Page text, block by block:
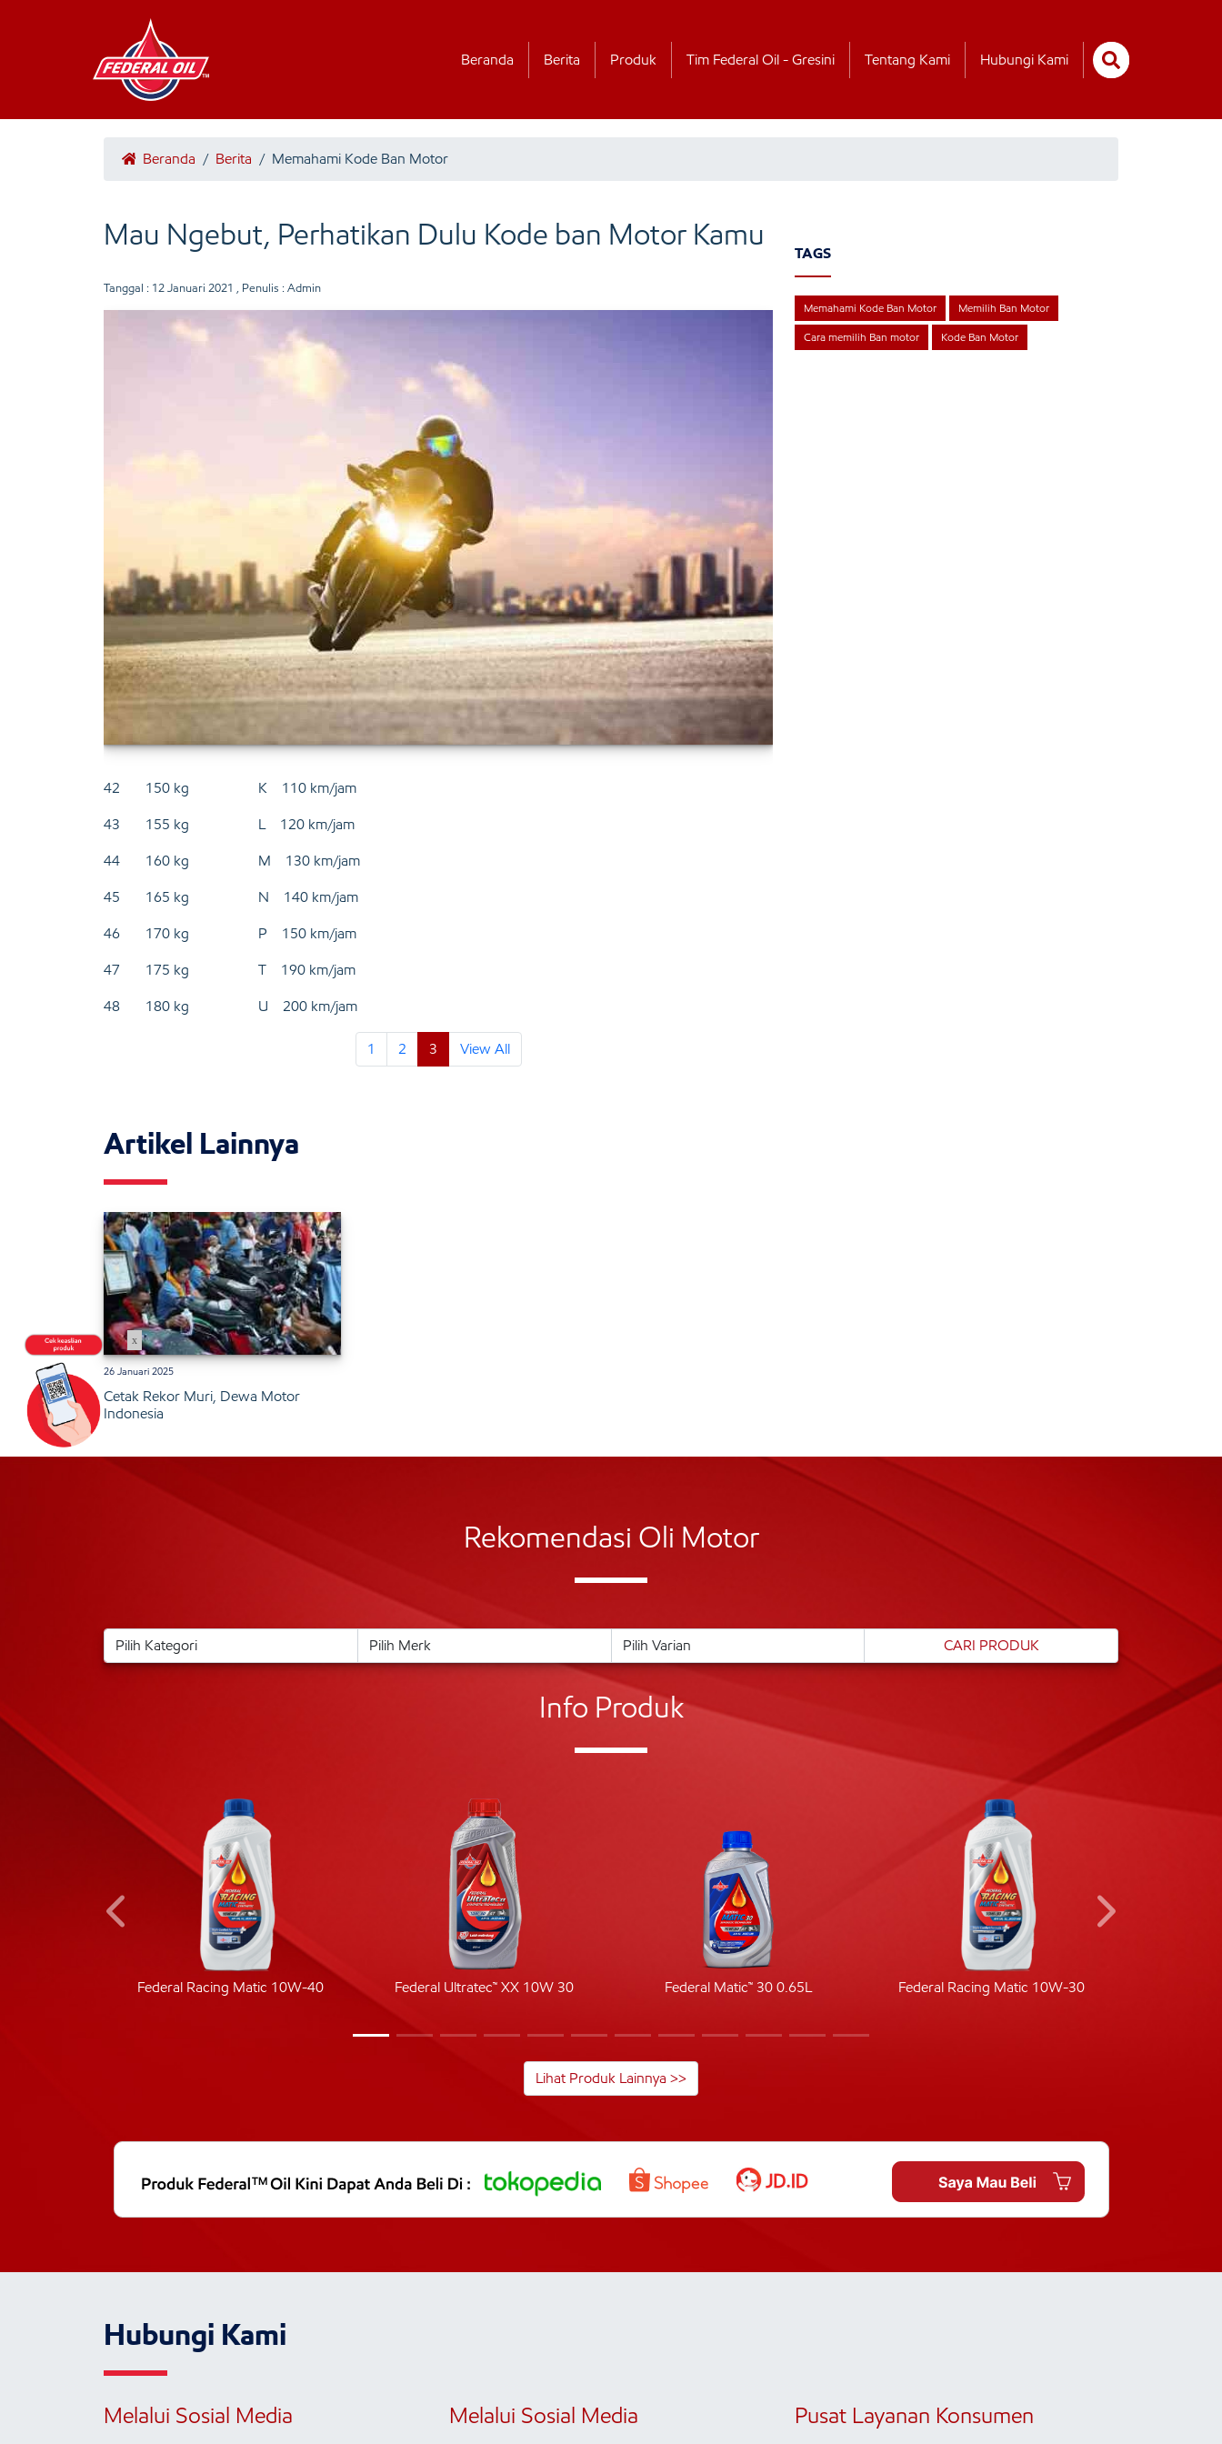
Beranda Berita Produk Tim Federal Oil - Gresini Tentang Kami Hubungi Kami
Beranda / Berita / Memahami Kode Ban Motor
Mau Ngebut, Perhatikan Dulu Kode ban Motor Kamu
Tanggal : 12 Januari 2021 , Penulis : Admin
42 150 kg K 110 km/jam
43 155 kg L 120 km/jam
44 160 kg M 130 km/jam
45 165 kg N 140 km/jam
46 170 kg P 150 km/jam
47 175 kg T 190 km/jam
48 180 kg U 200 km/jam
1 2 3 View All
TAGS
Memahami Kode Ban Motor Memilih Ban Motor
Cara memilih Ban motor Kode Ban Motor
Artikel Lainnya
26 Januari 2025
Cetak Rekor Muri, Dewa Motor
Indonesia
Rekomendasi Oli Motor
Info Produk
Federal Racing Matic 10W-40 Federal Ultratec™ XX 10W 30 Federal Matic™ 30 0.65L Federal Racing Matic 10W-30
Lihat Produk Lainnya >>
Hubungi Kami
Melalui Sosial Media Melalui Sosial Media Pusat Layanan Konsumen
x